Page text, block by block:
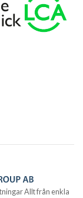
Allt från enkla